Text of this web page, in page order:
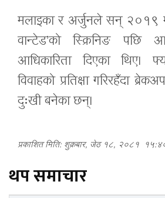
मलाइका र अर्जुनले सन् २०१९
वान्टेड’को स्क्रिनिङ पछि
आधिकारिता दिएका थिए।
विवाहको प्रतिक्षा गरिरहँदा
दुःखी बनेका छन्।
प्रकाशित मिति: शुक्रबार, जेठ १८, २०८१
थप समाचार